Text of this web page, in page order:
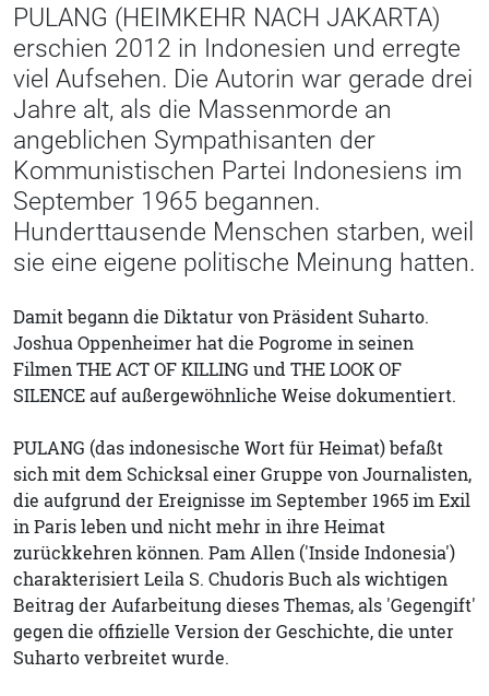
PULANG (HEIMKEHR NACH JAKARTA)
erschien 2012 in Indonesien und erregte
viel Aufsehen. Die Autorin war gerade drei
Jahre alt, als die Massenmorde an
angeblichen Sympathisanten der
Kommunistischen Partei Indonesiens im
September 1965 begannen.
Hunderttausende Menschen starben, weil
sie eine eigene politische Meinung hatten.
Damit begann die Diktatur von Präsident Suharto.
Joshua Oppenheimer hat die Pogrome in seinen
Filmen THE ACT OF KILLING und THE LOOK OF
SILENCE auf außergewöhnliche Weise dokumentiert.
PULANG (das indonesische Wort für Heimat) befaßt
sich mit dem Schicksal einer Gruppe von Journalisten,
die aufgrund der Ereignisse im September 1965 im Exil
in Paris leben und nicht mehr in ihre Heimat
zurückkehren können. Pam Allen ('Inside Indonesia')
charakterisiert Leila S. Chudoris Buch als wichtigen
Beitrag der Aufarbeitung dieses Themas, als 'Gegengift'
gegen die offizielle Version der Geschichte, die unter
Suharto verbreitet wurde.